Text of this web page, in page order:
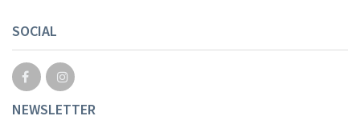
SOCIAL
NEWSLETTER